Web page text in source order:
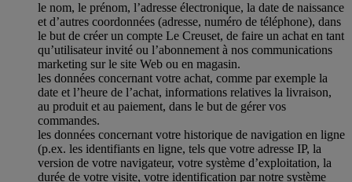
le nom, le prénom, l’adresse électronique, la date de naissance
et d’autres coordonnées (adresse, numéro de téléphone), dans
le but de créer un compte Le Creuset, de faire un achat en tant
qu’utilisateur invité ou l’abonnement à nos communications
marketing sur le site Web ou en magasin.
les données concernant votre achat, comme par exemple la
date et l’heure de l’achat, informations relatives la livraison,
au produit et au paiement, dans le but de gérer vos
commandes.
les données concernant votre historique de navigation en ligne
(p.ex. les identifiants en ligne, tels que votre adresse IP, la
version de votre navigateur, votre système d’exploitation, la
durée de votre visite, votre identification par notre système